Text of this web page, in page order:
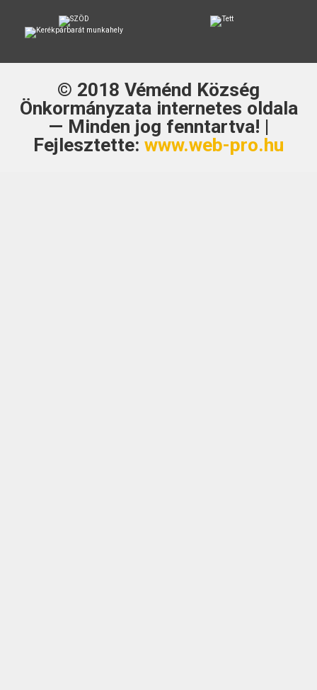
© 2018 Véménd Község
Önkormányzata internetes oldala
— Minden jog fenntartva! |
Fejlesztette: www.web-pro.hu